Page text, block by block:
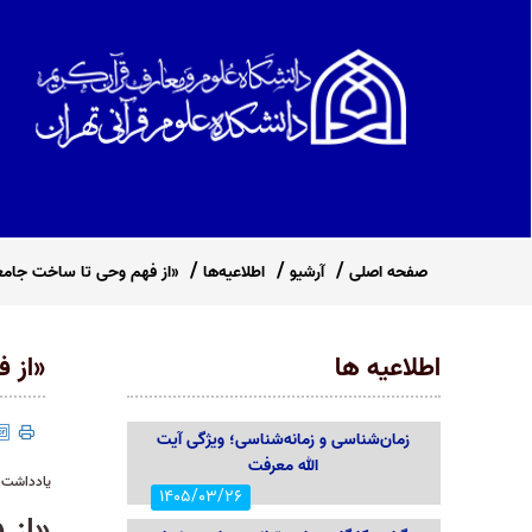
صفحه اصلی آرشیو اطلاعیه‌ها «از فهم وحی تا ساخت
یادداشت
اطلاعیه ها
1405/03/26
زمان‌شناسی و زمانه‌شناسی؛ ویژگی آیت
الله معرفت